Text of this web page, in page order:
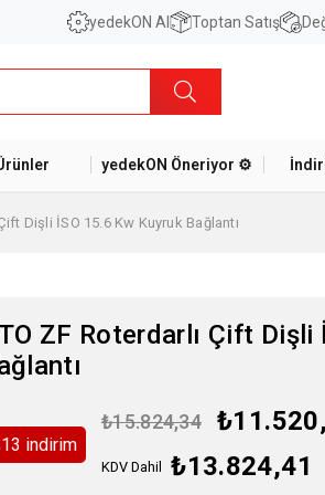
yedekON AI Toptan Satış
yedekON Öneriyor ⚙️
Dişli İSO 15.6 Kw Kuyruk Bağlantı
ZF Roterdarlı Çift Dişli
13 i̇ndirim
₺15.824,34
KDV Dahil ₺13.824,41